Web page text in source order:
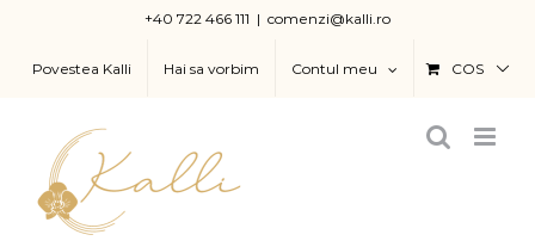
content
+40 722 466 111 | comenzi@kalli.ro
Povestea Kalli Hai sa vorbim Contul meu COS